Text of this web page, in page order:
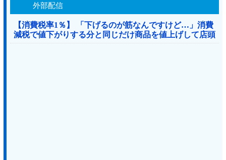
外部配信
【消費税率1％】 「下げるのが筋なんですけど…」消費
減税で値下がりする分と同じだけ商品を値上げして店頭
価格を変えない店も